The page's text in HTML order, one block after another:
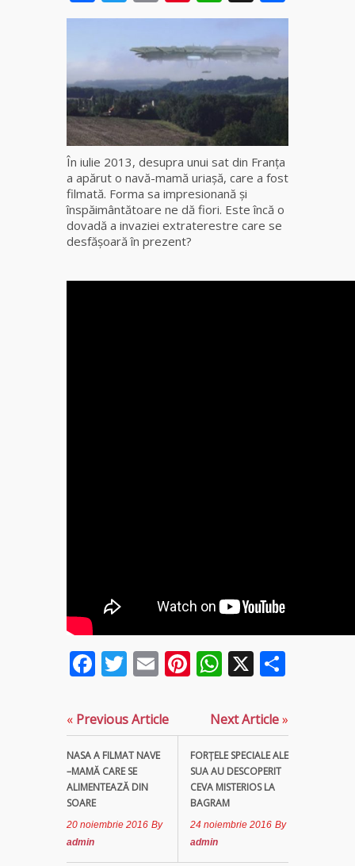
Vrăjitoarea
Morgana,
maestra
Ana Maria
Vrăjitoarea
Minodora
a revenit
care
lucrează cu
Anastasia
Venus are
cele mai
leacuri
În iulie 2013, desupra unui sat din Franţa
a apărut o navă-mamă uriaşă, care a fost
filmată. Forma sa impresionană şi
înspăimântătoare ne dă fiori. Este încă o
dovadă a invaziei extraterestre care se
desfăşoară în prezent?
Facebook
Twitter
EmailPinterest
WhatsApp
X
« Previous Article
NASA A FILMAT NAVE
–MAMĂ CARE SE
ALIMENTEAZĂ DIN
SOARE
20 noiembrie 2016 By
admin
Next Article»
FORŢELE SPECIALE ALE
SUA AU DESCOPERIT
CEVA MISTERIOS LA
BAGRAM
24 noiembrie 2016 By
admin